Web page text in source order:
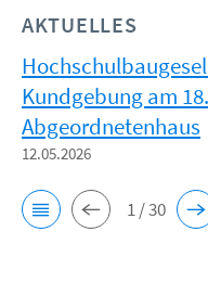
AKTUELLES
Kundgebung am
Abgeordnetenhaus
12.05.2026
1 / 30